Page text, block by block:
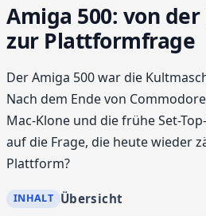
Amiga 500: von
zur Plattformfrage
Der Amiga 500 war die
Nach dem Ende von
Mac-Klone und die frühe Set-
auf die Frage, die heute wieder
Plattform?
Übersicht